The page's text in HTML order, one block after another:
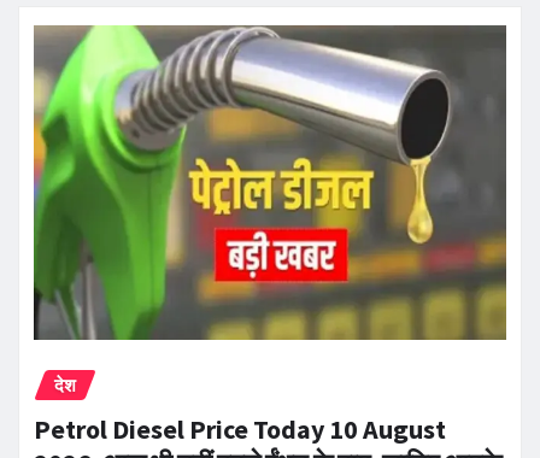
देश
Petrol Diesel Price Today 10 August